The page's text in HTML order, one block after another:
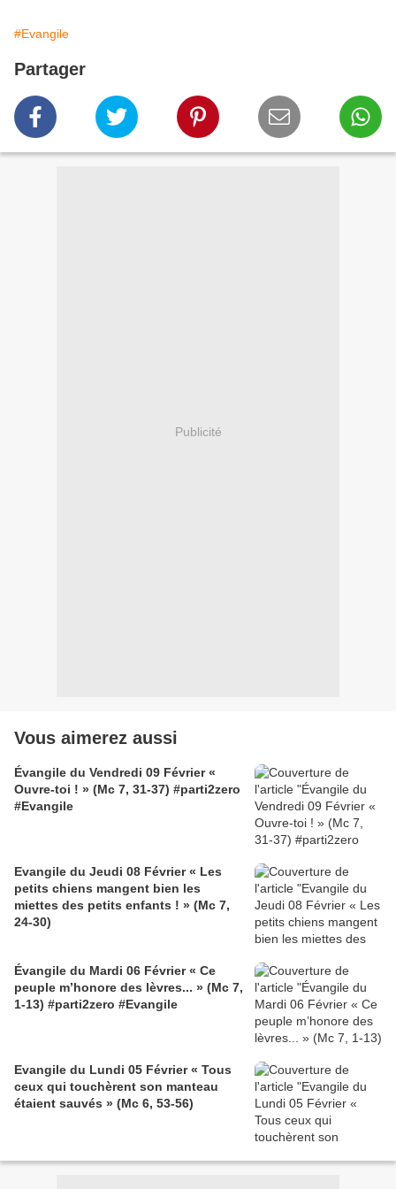
#Evangile
Partager
Publicité
Vous aimerez aussi
Évangile du Vendredi 09 Février «
Ouvre-toi ! » (Mc 7, 31-37) #parti2zero
#Evangile
Evangile du Jeudi 08 Février « Les
petits chiens mangent bien les
miettes des petits enfants ! » (Mc 7,
24-30)
Évangile du Mardi 06 Février « Ce
peuple m’honore des lèvres... » (Mc 7,
1-13) #parti2zero #Evangile
Evangile du Lundi 05 Février « Tous
ceux qui touchèrent son manteau
étaient sauvés » (Mc 6, 53-56)